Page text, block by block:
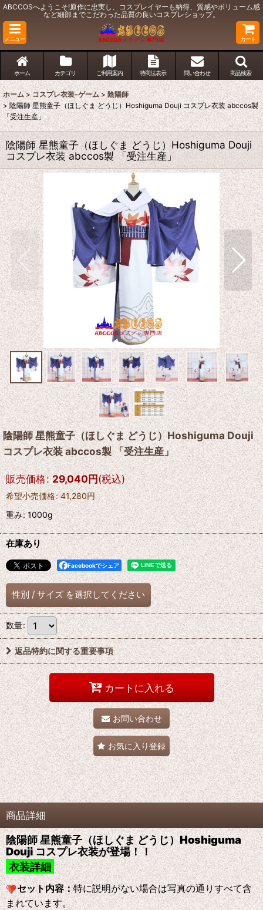
ABCCOSへようこそ!原作に忠実し、コスプレイヤーも納得、質感やボリューム感
など細部までこだわった品質の良いコスプレショップ。
メニュー カート
ホーム カテゴリ ご利用案内 特商法表示 問い合わせ 商品検索
ホーム > コスプレ衣装-ゲーム > 陰陽師
> 陰陽師 星熊童子（ほしぐま どうじ）Hoshiguma Douji コスプレ衣装 abccos製
「受注生産」
陰陽師 星熊童子（ほしぐま どうじ）Hoshiguma Douji
コスプレ衣装 abccos製 「受注生産」
陰陽師 星熊童子（ほしぐま どうじ）Hoshiguma Douji
コスプレ衣装 abccos製 「受注生産」
販売価格: 29,040円(税込)
希望小売価格: 41,280円
重み:1000g
在庫あり
Facebookでシェア
性別 / サイズ を選択してください
数量:
返品特約に関する重要事項
カートに入れる
お問い合わせ
お気に入り登録
商品詳細
陰陽師 星熊童子（ほしぐま どうじ）Hoshiguma
Douji コスプレ衣装が登場！！
衣装詳細
セット内容：特に説明がない場合は写真の通りすべて含
まれています。